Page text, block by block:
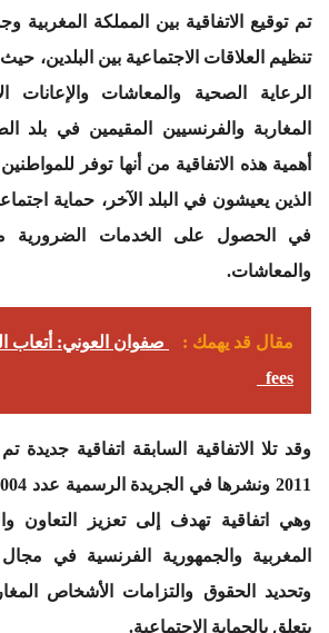
تم توقيع الاتفاقية بين المملكة
تنظيم العلاقات الاجتماعية بين البلدين،
الرعاية الصحية والمعاشات والإعانات
المغاربة والفرنسيين المقيمين في بلد
أهمية هذه الاتفاقية من أنها توفر
الذين يعيشون في البلد الآخر، حماية
في الحصول على الخدمات الضرورية
والمعاشات.
مقال قد يهمك :
fees
وهي اتفاقية تهدف إلى تعزيز التعاون
المغربية والجمهورية الفرنسية في
وتحديد الحقوق والتزامات الأشخاص
يتعلق بالحماية الاجتماعية.